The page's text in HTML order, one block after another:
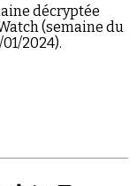
décryptée
(semaine du
01/2024).